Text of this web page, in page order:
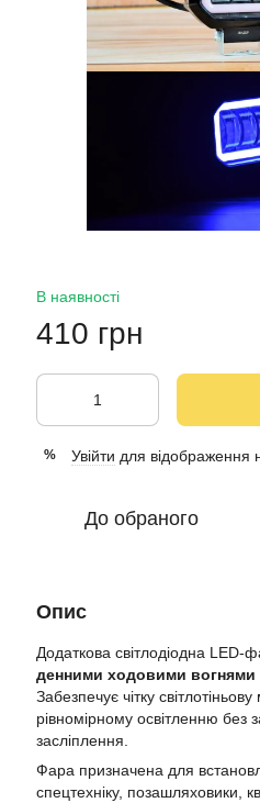
В наявності
410 грн
% Увійти для відображення
До обраного
Опис
Додаткова світлодіодна LED-
денними ходовими
Забезпечує чітку
рівномірному освітленню без
засліплення.
Фара призначена для
спецтехніку, позашляховики,